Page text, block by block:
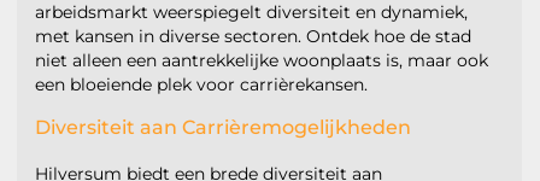
arbeidsmarkt weerspiegelt diversiteit en dynamiek,
met kansen in diverse sectoren. Ontdek hoe de stad
niet alleen een aantrekkelijke woonplaats is, maar ook
een bloeiende plek voor carrièrekansen.
Diversiteit aan Carrièremogelijkheden
Hilversum biedt een brede diversiteit aan